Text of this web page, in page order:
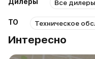
Все
ТО Техническое
Интересно